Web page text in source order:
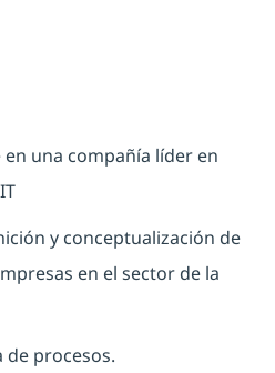
una compañía líder en
y conceptualización de
en el sector de la
de procesos.